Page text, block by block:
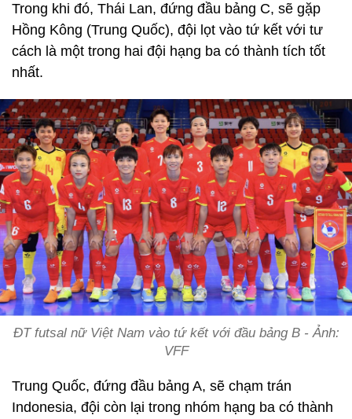
Trong khi đó, Thái Lan, đứng đầu bảng C, sẽ gặp
Hồng Kông (Trung Quốc), đội lọt vào tứ kết với tư
cách là một trong hai đội hạng ba có thành tích tốt
nhất.
ĐT futsal nữ Việt Nam vào tứ kết với đầu bảng B - Ảnh:
VFF
Trung Quốc, đứng đầu bảng A, sẽ chạm trán
Indonesia, đội còn lại trong nhóm hạng ba có thành